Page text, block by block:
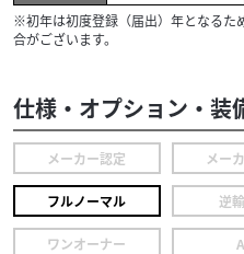
※初年は初度登録（届出）年となるた
合がございます。
仕様・オプション・装
メーカー認定 メー
フルノーマル 逆
ワンオーナー